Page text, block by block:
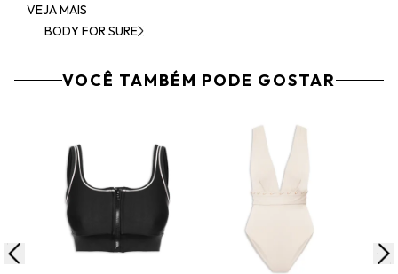
VEJA MAIS
BODY FOR SURE
VOCÊ TAMBÉM PODE GOSTAR